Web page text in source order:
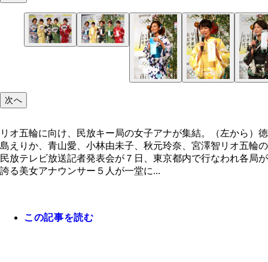
リオ五輪に向け、民放キー局の女子アナが集結。
ら）徳島えりか、青山愛、小林由未子、秋元玲奈
七夕に行なわれた今回のイベントでは５人それぞ
五輪への思いを短冊にしたためた
次へ
リオ五輪に向け、民放キー局の女子アナが集結。（左から）徳
島えりか、青山愛、小林由未子、秋元玲奈、宮澤智リオ五輪の
民放テレビ放送記者発表会が７日、東京都内で行なわれ各局が
誇る美女アナウンサー５人が一堂に...
この記事を読む